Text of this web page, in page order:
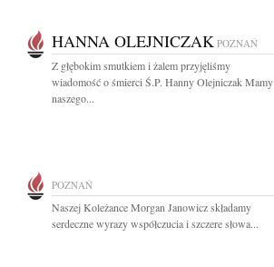
HANNA OLEJNICZAK POZNAŃ
Z głębokim smutkiem i żalem przyjęliśmy
wiadomość o śmierci Ś.P. Hanny Olejniczak Mamy
naszego...
POZNAŃ
Naszej Koleżance Morgan Janowicz składamy
serdeczne wyrazy współczucia i szczere słowa...